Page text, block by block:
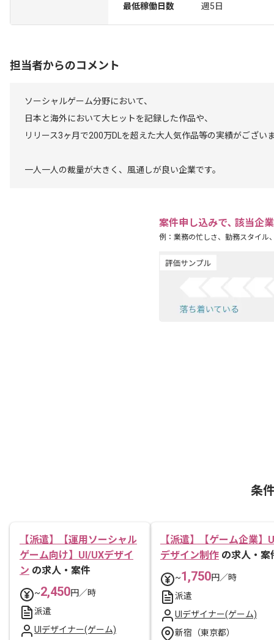
最低稼働日数
週5日
担当者からのコメント
ソーシャルゲーム分野において、
日本と海外において大ヒットを記録した作品や、
リリース3ヶ月で200万DLを超えた大人気作品等の実績がござい
一人一人の裁量が大きく、風通しが良い企業です。
案件申し込みで､ 該当企
例：業務の忙しさ、勤務スタイル
条
【派遣】【運用ソーシャル
ゲーム向け】UI/UXデザイ
ン の求人・案件
~2,450円／時
派遣
UIデザイナー(ゲーム)
【派遣】【ゲーム企業】
デザイン制作 の求人・案
~1,750円／時
派遣
UIデザイナー(ゲーム)
新宿（東京都）